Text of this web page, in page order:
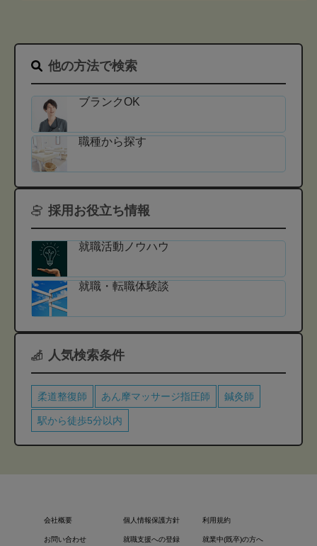
他の方法で検索
ブランクOK
職種から探す
採用お役立ち情報
就職活動ノウハウ
就職・転職体験談
人気検索条件
柔道整復師 あん摩マッサージ指圧師 鍼灸師
駅から徒歩5分以内
会社概要 個人情報保護方針 利用規約
お問い合わせ 就職支援への登録 就業中(既卒)の方へ